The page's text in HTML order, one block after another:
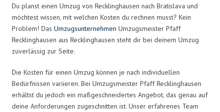
Du planst einen Umzug von Recklinghausen nach Bratislava und
möchtest wissen, mit welchen Kosten du rechnen musst? Kein
Problem! Das Umzugsunternehmen Umzugsmeister Pfaff
Recklinghausen aus Recklinghausen steht dir bei deinem Umzug
zuverlässig zur Seite.
Die Kosten für einen Umzug können je nach individuellen
Bedürfnissen variieren. Bei Umzugsmeister Pfaff Recklinghausen
erhältst du jedoch ein maßgeschneidertes Angebot, das genau auf
deine Anforderungen zugeschnitten ist. Unser erfahrenes Team